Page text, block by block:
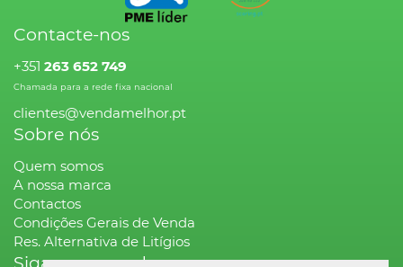
Contacte-nos
+351 263 652 749
Chamada para a rede fixa nacional
clientes@vendamelhor.pt
Sobre nós
Quem somos
A nossa marca
Contactos
Condições Gerais de Venda
Res. Alternativa de Litígios